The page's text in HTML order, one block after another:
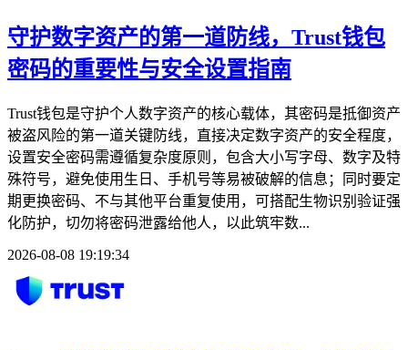
守护数字资产的第一道防线，Trust钱包
密码的重要性与安全设置指南
Trust钱包是守护个人数字资产的核心载体，其密码是抵御资产
被盗风险的第一道关键防线，直接决定数字资产的安全程度，
设置安全密码需遵循复杂度原则，包含大小写字母、数字及特
殊符号，避免使用生日、手机号等易被破解的信息；同时要定
期更换密码、不与其他平台重复使用，可搭配生物识别验证强
化防护，切勿将密码泄露给他人，以此筑牢数...
2026-08-08 19:19:34